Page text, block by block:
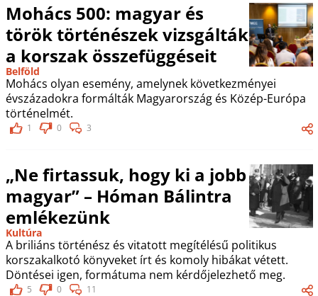
Mohács 500: magyar és
török történészek vizsgálták
a korszak összefüggéseit
Belföld
Mohács olyan esemény, amelynek következményei
évszázadokra formálták Magyarország és Közép-Európa
történelmét.
1 0 3
„Ne firtassuk, hogy ki a jobb
magyar” – Hóman Bálintra
emlékezünk
Kultúra
A briliáns történész és vitatott megítélésű politikus
korszakalkotó könyveket írt és komoly hibákat vétett.
Döntései igen, formátuma nem kérdőjelezhető meg.
5 0 11